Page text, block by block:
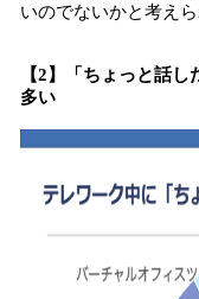
いのでないかと考えら
【2】「ちょっと話
多い